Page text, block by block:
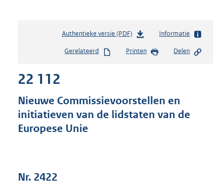
Authentieke versie (PDF)b
s
s
g
Informatie
Gerelateerd Printen Delen
22 112
Nieuwe Commissievoorstellen en
initiatieven van de lidstaten van de
Europese Unie
Nr. 2422